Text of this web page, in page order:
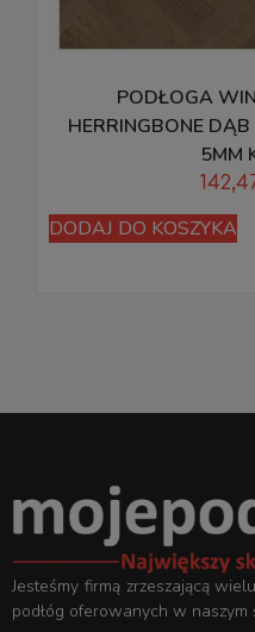
PODŁOGA
HERRINGBONE
5MM
DODAJ DO KOSZYKA
Jesteśmy firmą zrzeszającą
podłóg oferowanych w naszym